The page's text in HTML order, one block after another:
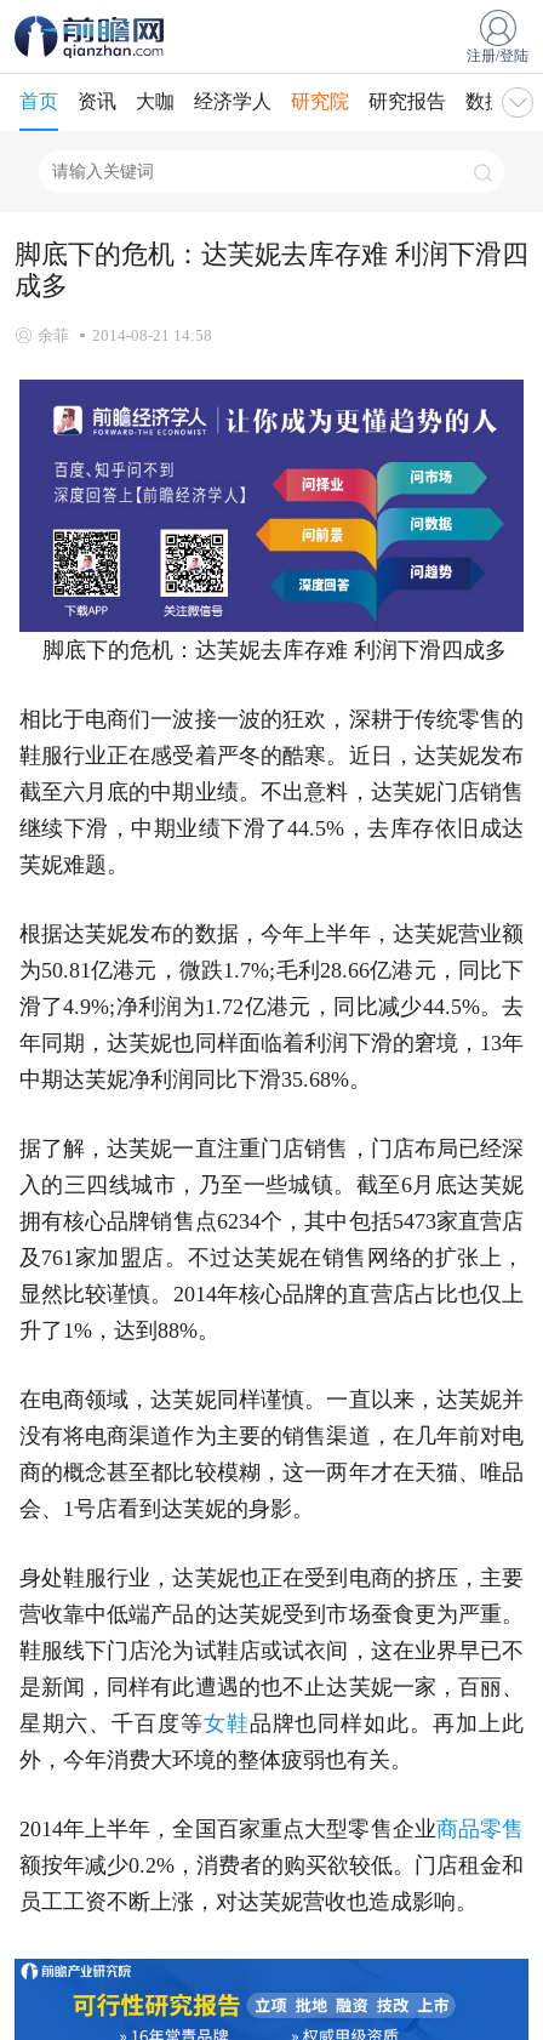
注册/登陆
首页 资讯 大咖 经济学人 研究院 研究报告 数据库
脚底下的危机：达芙妮去库存难 利润下滑四
成多
余菲 2014-08-21 14:58
脚底下的危机：达芙妮去库存难 利润下滑四成多
相比于电商们一波接一波的狂欢，深耕于传统零售的
鞋服行业正在感受着严冬的酷寒。近日，达芙妮发布
截至六月底的中期业绩。不出意料，达芙妮门店销售
继续下滑，中期业绩下滑了44.5%，去库存依旧成达
芙妮难题。
根据达芙妮发布的数据，今年上半年，达芙妮营业额
为50.81亿港元，微跌1.7%;毛利28.66亿港元，同比下
滑了4.9%;净利润为1.72亿港元，同比减少44.5%。去
年同期，达芙妮也同样面临着利润下滑的窘境，13年
中期达芙妮净利润同比下滑35.68%。
据了解，达芙妮一直注重门店销售，门店布局已经深
入的三四线城市，乃至一些城镇。截至6月底达芙妮
拥有核心品牌销售点6234个，其中包括5473家直营店
及761家加盟店。不过达芙妮在销售网络的扩张上，
显然比较谨慎。2014年核心品牌的直营店占比也仅上
升了1%，达到88%。
在电商领域，达芙妮同样谨慎。一直以来，达芙妮并
没有将电商渠道作为主要的销售渠道，在几年前对电
商的概念甚至都比较模糊，这一两年才在天猫、唯品
会、1号店看到达芙妮的身影。
身处鞋服行业，达芙妮也正在受到电商的挤压，主要
营收靠中低端产品的达芙妮受到市场蚕食更为严重。
鞋服线下门店沦为试鞋店或试衣间，这在业界早已不
是新闻，同样有此遭遇的也不止达芙妮一家，百丽、
星期六、千百度等女鞋品牌也同样如此。再加上此
外，今年消费大环境的整体疲弱也有关。
2014年上半年，全国百家重点大型零售企业商品零售
额按年减少0.2%，消费者的购买欲较低。门店租金和
员工工资不断上涨，对达芙妮营收也造成影响。